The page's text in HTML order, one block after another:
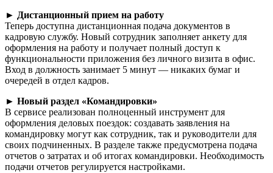
► Дистанционный прием на работу
Теперь доступна дистанционная подача документов в
кадровую службу. Новый сотрудник заполняет анкету для
оформления на работу и получает полный доступ к
функциональности приложения без личного визита в офис.
Вход в должность занимает 5 минут — никаких бумаг и
очередей в отдел кадров.
► Новый раздел «Командировки»
В сервисе реализован полноценный инструмент для
оформления деловых поездок: создавать заявления на
командировку могут как сотрудник, так и руководители для
своих подчиненных. В разделе также предусмотрена подача
отчетов о затратах и об итогах командировки. Необходимость
подачи отчетов регулируется настройками.